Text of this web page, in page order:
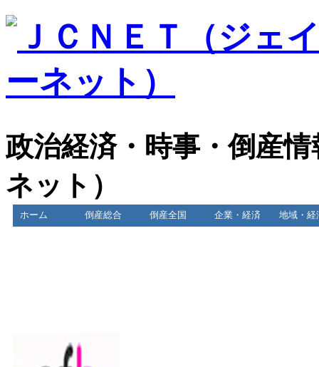
政治経済・時事・倒産
ネット）
ホーム 倒産総合 倒産全国 企業・経済 地域・経